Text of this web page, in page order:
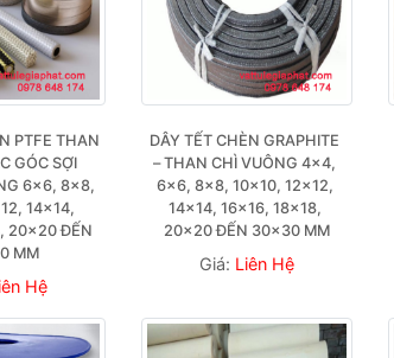
PTFE THAN
GÓC SỢI
6×6, 8×8,
14×14,
20×20 ĐẾN
MM
Hệ
DÂY TẾT CHÈN GRAPHITE
– THAN CHÌ VUÔNG 4×4,
6×6, 8×8, 10×10, 12×12,
14×14, 16×16, 18×18,
20×20 ĐẾN 30×30 MM
Giá: Liên Hệ